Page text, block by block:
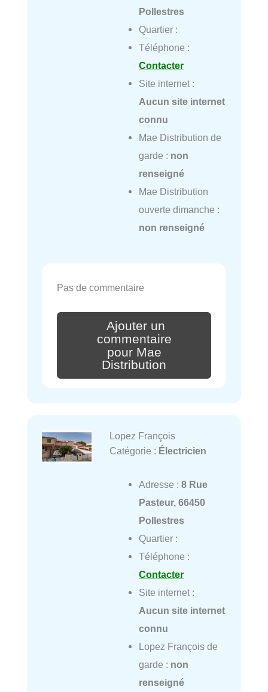
Pollestres
Quartier :
Téléphone :
Contacter
Site internet :
Aucun site internet
connu
Mae Distribution de
garde : non
renseigné
Mae Distribution
ouverte dimanche :
non renseigné
Pas de commentaire
Ajouter un
commentaire
pour Mae
Distribution
Lopez François
Catégorie : Électricien
Adresse : 8 Rue
Pasteur, 66450
Pollestres
Quartier :
Téléphone :
Contacter
Site internet :
Aucun site internet
connu
Lopez François de
garde : non
renseigné